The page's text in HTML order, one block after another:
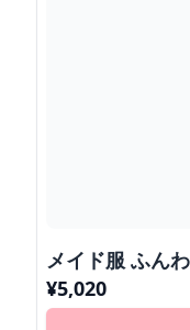
メイド服 ふん
¥5,020